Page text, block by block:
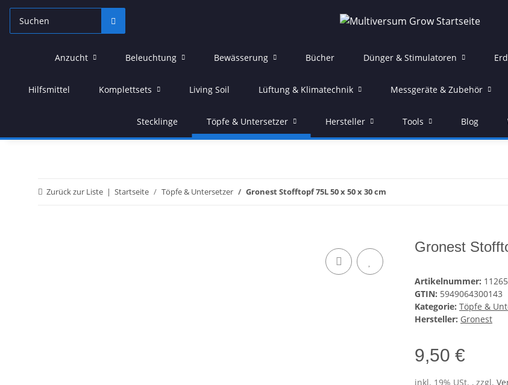
Anzucht Beleuchtung Bewässerung Bücher Dünger & Stimulatoren
Hilfsmittel Komplettsets Living Soil Lüftung & Klimatechnik Messgeräte & Zubehör
Stecklinge Töpfe & Untersetzer Hersteller Tools Blog
Zurück zur Liste Startseite Töpfe & Untersetzer Gronest Stofftopf 75L 50 x 50 x 30 cm
Gronest
Artikelnummer: 11265
GTIN: 5949064300143
Kategorie: Töpfe &
Hersteller: Gronest
9,50 €
inkl. 19% USt. , zzgl.